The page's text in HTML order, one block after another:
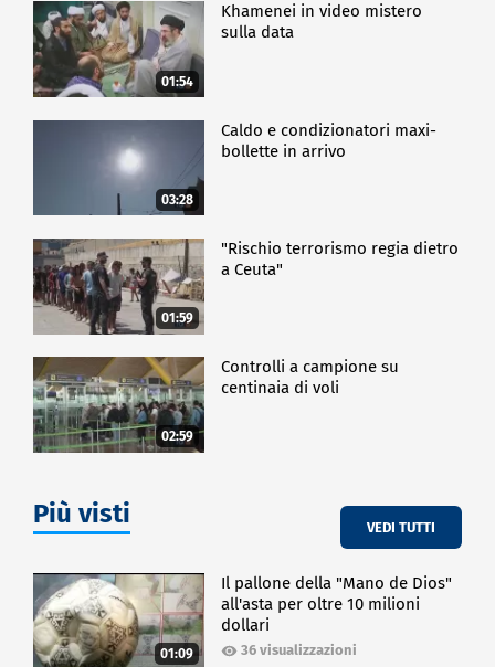
01:54
Khamenei in video mistero
sulla data
03:28
Caldo e condizionatori maxi-
bollette in arrivo
01:59
"Rischio terrorismo regia dietro
a Ceuta"
02:59
Controlli a campione su
centinaia di voli
Più visti VEDI TUTTI
01:09
Il pallone della "Mano de Dios"
all'asta per oltre 10 milioni
dollari
36 visualizzazioni